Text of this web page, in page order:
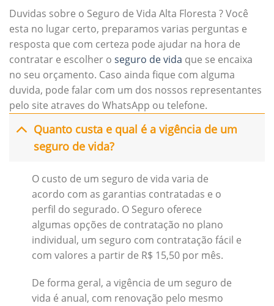
Duvidas sobre o Seguro de Vida Alta Floresta ? Você
esta no lugar certo, preparamos varias perguntas e
resposta que com certeza pode ajudar na hora de
contratar e escolher o seguro de vida que se encaixa
no seu orçamento. Caso ainda fique com alguma
duvida, pode falar com um dos nossos representantes
pelo site atraves do WhatsApp ou telefone.
Quanto custa e qual é a vigência de um
seguro de vida?
O custo de um seguro de vida varia de
acordo com as garantias contratadas e o
perfil do segurado. O Seguro oferece
algumas opções de contratação no plano
individual, um seguro com contratação fácil e
com valores a partir de R$ 15,50 por mês.
De forma geral, a vigência de um seguro de
vida é anual, com renovação pelo mesmo